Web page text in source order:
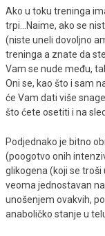
Ako u toku treninga
trpi...Naime, ako se
(niste uneli dovoljno
treninga a znate da
Vam se nude među,
Oni se, kao što i sam
će Vam dati više
što ćete osetiti i na
Podjednako je bitno
(poogotvo onih
glikogena (koji se
veoma jednostavan
unošenjem ovakvih,
anaboličko stanje u